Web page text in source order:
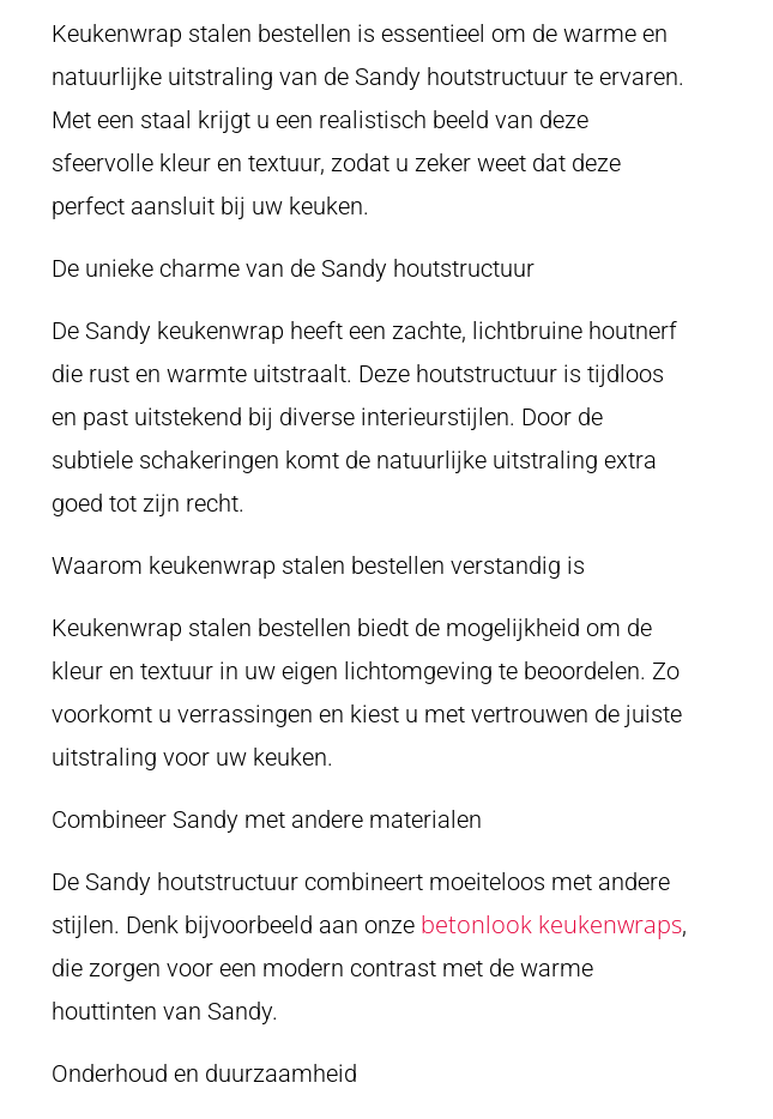
Keukenwrap stalen bestellen is essentieel om de warme en
natuurlijke uitstraling van de Sandy houtstructuur te ervaren.
Met een staal krijgt u een realistisch beeld van deze
sfeervolle kleur en textuur, zodat u zeker weet dat deze
perfect aansluit bij uw keuken.
De unieke charme van de Sandy houtstructuur
De Sandy keukenwrap heeft een zachte, lichtbruine houtnerf
die rust en warmte uitstraalt. Deze houtstructuur is tijdloos
en past uitstekend bij diverse interieurstijlen. Door de
subtiele schakeringen komt de natuurlijke uitstraling extra
goed tot zijn recht.
Waarom keukenwrap stalen bestellen verstandig is
Keukenwrap stalen bestellen biedt de mogelijkheid om de
kleur en textuur in uw eigen lichtomgeving te beoordelen. Zo
voorkomt u verrassingen en kiest u met vertrouwen de juiste
uitstraling voor uw keuken.
Combineer Sandy met andere materialen
De Sandy houtstructuur combineert moeiteloos met andere
stijlen. Denk bijvoorbeeld aan onze betonlook keukenwraps,
die zorgen voor een modern contrast met de warme
houttinten van Sandy.
Onderhoud en duurzaamheid